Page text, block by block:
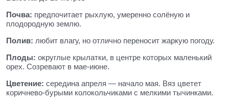
Почва: предпочитает рыхлую, умеренно солёную и
плодородную землю.
Полив: любит влагу, но отлично переносит жаркую погоду.
Плоды: округлые крылатки, в центре которых маленький
орех. Созревают в мае-июне.
Цветение: середина апреля — начало мая. Вяз цветет
коричнево-бурыми колокольчиками с мелкими тычинками.